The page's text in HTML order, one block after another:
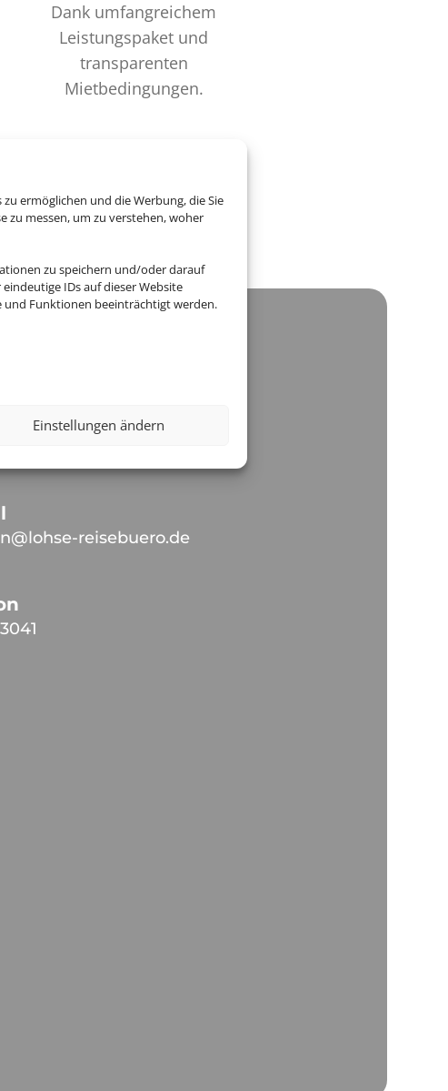
ermöglichen und die Werbung, die Sie
zu messen, um zu verstehen, woher
zu speichern und/oder darauf
IDs auf dieser Website
und Funktionen beeinträchtigt werden.
Einstellungen ändern
Dank umfangreichem
Leistungspaket und
transparenten
Mietbedingungen.
96
reisebuero.de